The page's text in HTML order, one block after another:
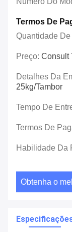
Termos De
Quantidade
Preço: Consult
Detalhes Da
25kg/tambor
Tempo De
Termos De
Habilidade Da
Obtenha o